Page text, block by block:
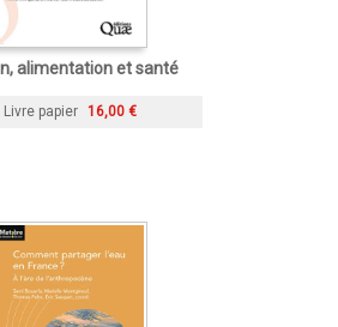
alimentation et santé
Livre papier 16,00 €